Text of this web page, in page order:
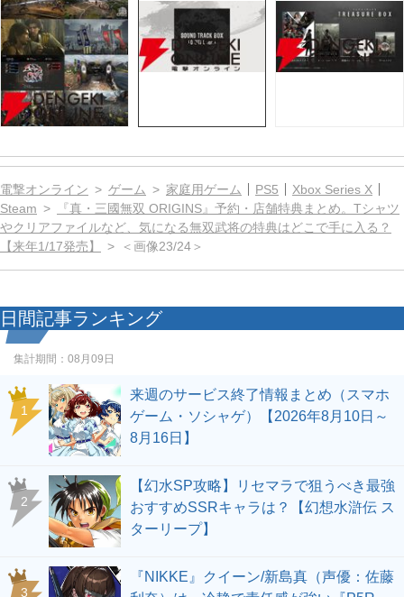
電撃オンライン ゲーム 家庭用ゲーム PS5
Xbox Series X
Steam
『真・三國無双 ORIGINS』予約・店舗特典まとめ。Tシャツ
やクリアファイルなど、気になる無双武将の特典はどこで手に入る？
【来年1/17発売】
＜画像23/24＞
日間記事ランキング
集計期間： 08月09日
1
来週のサービス終了情報まとめ（スマホ
ゲーム・ソシャゲ）【2026年8月10日～
8月16日】
2
【幻水SP攻略】リセマラで狙うべき最強
おすすめSSRキャラは？【幻想水滸伝 ス
ターリープ】
3
『NIKKE』クイーン/新島真（声優：佐藤